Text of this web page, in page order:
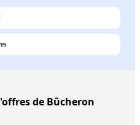
de Bûcheron